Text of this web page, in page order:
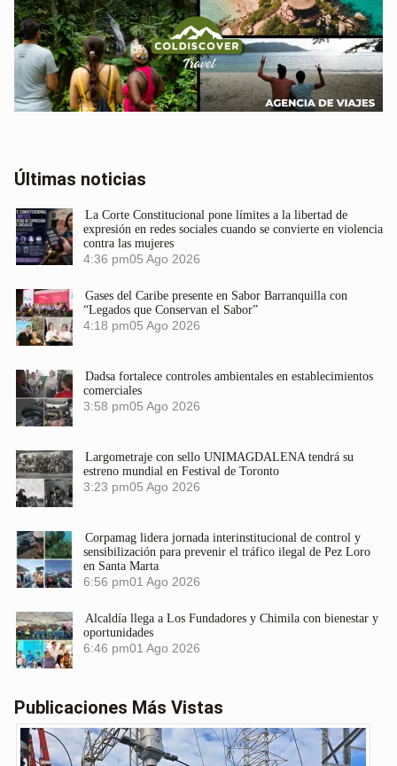
Últimas noticias
La Corte Constitucional pone límites a la libertad de
expresión en redes sociales cuando se convierte en violencia
contra las mujeres
4:36 pm05 Ago 2026
Gases del Caribe presente en Sabor Barranquilla con
“Legados que Conservan el Sabor”
4:18 pm05 Ago 2026
Dadsa fortalece controles ambientales en establecimientos
comerciales
3:58 pm05 Ago 2026
Largometraje con sello UNIMAGDALENA tendrá su
estreno mundial en Festival de Toronto
3:23 pm05 Ago 2026
Corpamag lidera jornada interinstitucional de control y
sensibilización para prevenir el tráfico ilegal de Pez Loro
en Santa Marta
6:56 pm01 Ago 2026
Alcaldía llega a Los Fundadores y Chimila con bienestar y
oportunidades
6:46 pm01 Ago 2026
Publicaciones Más Vistas